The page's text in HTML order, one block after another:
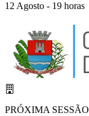
12 Agosto - 19 horas
PRÓXIMA SESSÃO